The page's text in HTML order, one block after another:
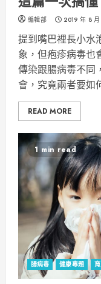
編輯部 2019 年 8
提到嘴巴裡長小水
象，但疱疹病毒也
傳染跟腸病毒不同
會，究竟兩者要如
READ MORE
1 min read
腸病毒 健康專題